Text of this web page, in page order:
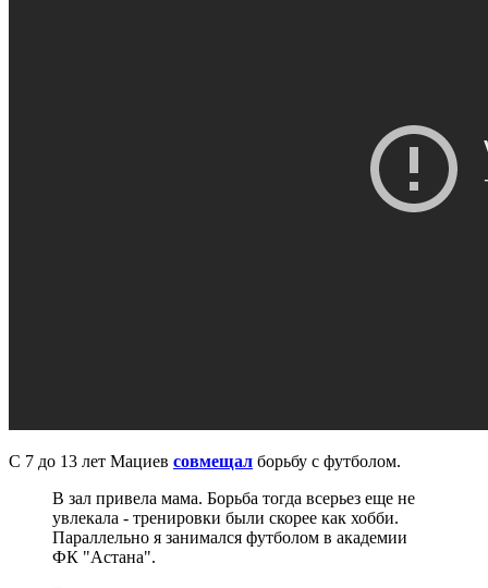
С 7 до 13 лет Мациев совмещал борьбу с футболом.
В зал привела мама. Борьба тогда всерьез еще не
увлекала - тренировки были скорее как хобби.
Параллельно я занимался футболом в академии
ФК "Астана".